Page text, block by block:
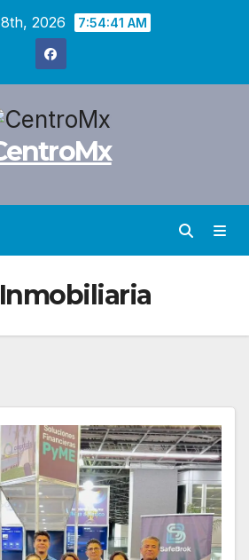
2026 7:54:42 AM
Inmobiliaria